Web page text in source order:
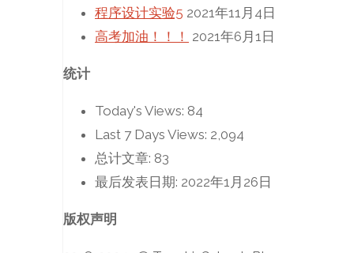
程序设计实验5 2021年11月4日
高考加油！！！ 2021年6月1日
统计
Today's Views: 84
Last 7 Days Views: 2,094
总计文章: 83
最后发表日期: 2022年1月26日
版权声明